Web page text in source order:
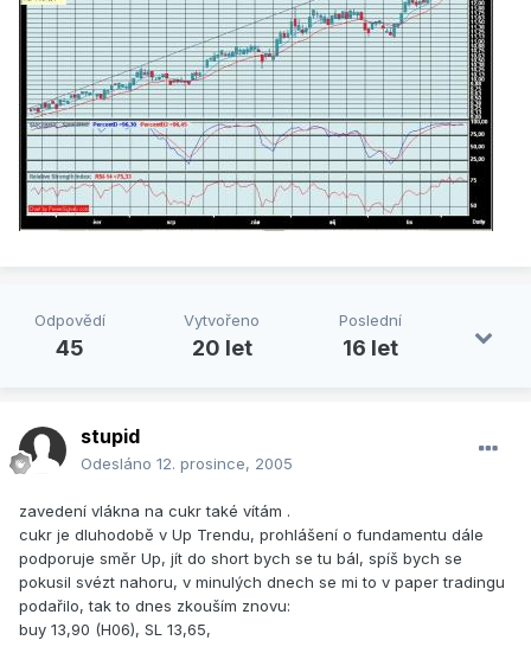
Odpovědí
45
Vytvořeno
20 let
Poslední
16 let
stupid
Odesláno 12. prosince, 2005
zavedení vlákna na cukr také vítám .
cukr je dluhodobě v Up Trendu, prohlášení o fundamentu dále
podporuje směr Up, jít do short bych se tu bál, spíš bych se
pokusil svézt nahoru, v minulých dnech se mi to v paper tradingu
podařilo, tak to dnes zkouším znovu:
buy 13,90 (H06), SL 13,65,